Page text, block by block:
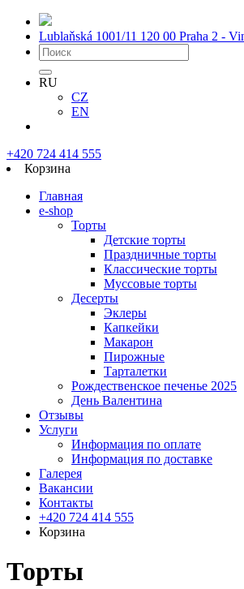
Lublaňská 1001/11 120 00 Praha 2 -
RU
CZ
EN
+420 724 414 555
Корзина
Главная
e-shop
Торты
Детские торты
Праздничные торты
Классические торты
Муссовые торты
Десерты
Эклеры
Капкейки
Макарон
Пирожные
Тарталетки
Рождественское печенье 2025
День Валентина
Отзывы
Услуги
Информация по оплате
Информация по доставке
Галерея
Вакансии
Контакты
+420 724 414 555
Корзина
Торты